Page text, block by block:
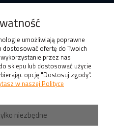
umożliwiają poprawne
dostosować ofertę do Twoich
przez nas
sklepu lub dostosować użycie
opcję "Dostosuj zgody".
w naszej Polityce
niezbędne